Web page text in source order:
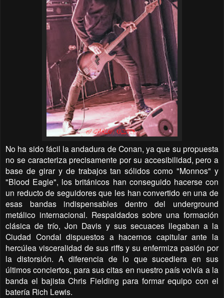
No ha sido fácil la andadura de Conan, ya que su propuesta
no se caracteriza precisamente por su accesibilidad, pero a
base de girar y de trabajos tan sólidos como "Monnos" y
"Blood Eagle", los británicos han conseguido hacerse con
un reducto de seguidores que les han convertido en una de
esas bandas indispensables dentro del underground
metálico internacional. Respaldados sobre una formación
clásica de trío, Jon Davis y sus secuaces llegaban a la
Ciudad Condal dispuestos a hacernos capitular ante la
hercúlea visceralidad de sus riffs y su enfermiza pasión por
la distorsión. A diferencia de lo que sucediera en sus
últimos conciertos, para sus citas en nuestro país volvía a la
banda el bajista Chris Fielding para formar equipo con el
batería Rich Lewis.